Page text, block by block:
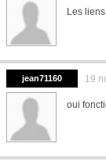
Les
jean71160 19
oui